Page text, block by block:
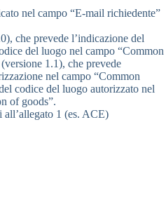
nel campo “E-mail richiedente”
che prevede l’indicazione del
del luogo nel campo “Common
1.1), che prevede
nel campo “Common
codice del luogo autorizzato nel
of goods”.
1 (es. ACE)